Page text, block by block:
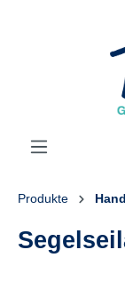
Produkte